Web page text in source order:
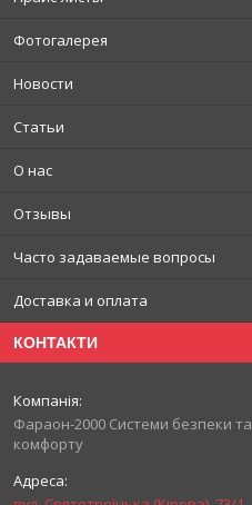
Фотогалерея
Новости
Статьи
О нас
Отзывы
Часто задаваемые вопросы
Доставка и оплата
КОНТАКТИ
Фараон-2000 Системи безпеки та
комфорту